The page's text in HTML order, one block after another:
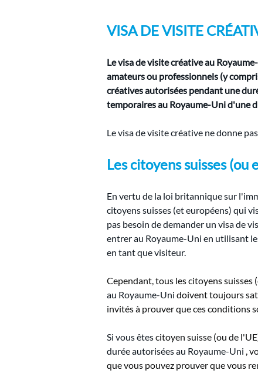
VISA DE VISITE
Le visa de visite créative au
amateurs ou professionnels (y
créatives autorisées pendant une
temporaires au Royaume-Uni d'une
Le visa de visite créative ne donne
Les citoyens suisses (ou
En vertu de la loi britannique sur
citoyens suisses (et européens) qui
pas besoin de demander un visa de
entrer au Royaume-Uni en utilisant
en tant que visiteur.
Cependant, tous les citoyens
au Royaume-Uni doivent toujours
invités à prouver que ces conditions
Si vous êtescitoyen suisse (ou de
durée autorisées au Royaume-Uni ,
que vous pouvez prouver que vous